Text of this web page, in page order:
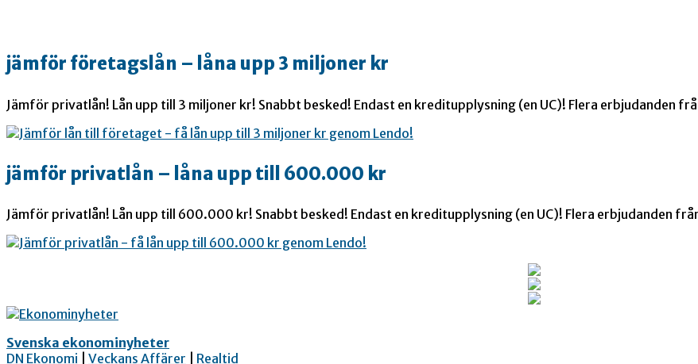
jämför företagslån – låna upp 3 miljoner kr
Jämför privatlån! Lån upp till 3 miljoner kr! Snabbt besked! Endast en kreditupplysning (en UC)! Flera erbjudanden
jämför privatlån – låna upp till 600.000 kr
Jämför privatlån! Lån upp till 600.000 kr! Snabbt besked! Endast en kreditupplysning (en UC)! Flera erbjudanden
Svenska ekonominyheter
DN Ekonomi
Veckans Affärer
Realtid